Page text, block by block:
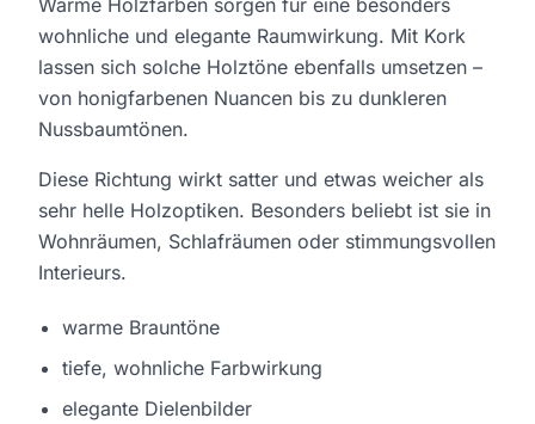
Warme Holzfarben sorgen für eine besonders
wohnliche und elegante Raumwirkung. Mit Kork
lassen sich solche Holztöne ebenfalls umsetzen –
von honigfarbenen Nuancen bis zu dunkleren
Nussbaumtönen.
Diese Richtung wirkt satter und etwas weicher als
sehr helle Holzoptiken. Besonders beliebt ist sie in
Wohnräumen, Schlafräumen oder stimmungsvollen
Interieurs.
warme Brauntöne
tiefe, wohnliche Farbwirkung
elegante Dielenbilder